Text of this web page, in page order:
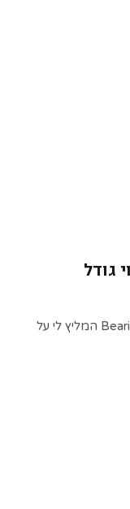
שלום!לפני 11 שנים המשתמש Bearing Damage המליץ ​​לי על